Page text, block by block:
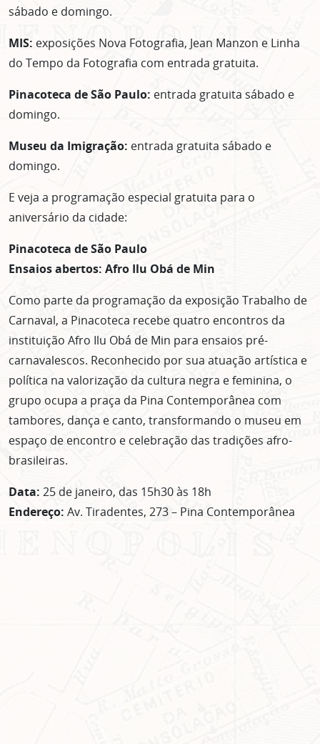
sábado e domingo.
MIS: exposições Nova Fotografia, Jean Manzon e Linha
do Tempo da Fotografia com entrada gratuita.
Pinacoteca de São Paulo: entrada gratuita sábado e
domingo.
Museu da Imigração: entrada gratuita sábado e
domingo.
E veja a programação especial gratuita para o
aniversário da cidade:
Pinacoteca de São Paulo
Ensaios abertos: Afro Ilu Obá de Min
Como parte da programação da exposição Trabalho de
Carnaval, a Pinacoteca recebe quatro encontros da
instituição Afro Ilu Obá de Min para ensaios pré-
carnavalescos. Reconhecido por sua atuação artística e
política na valorização da cultura negra e feminina, o
grupo ocupa a praça da Pina Contemporânea com
tambores, dança e canto, transformando o museu em
espaço de encontro e celebração das tradições afro-
brasileiras.
Data: 25 de janeiro, das 15h30 às 18h
Endereço: Av. Tiradentes, 273 – Pina Contemporânea